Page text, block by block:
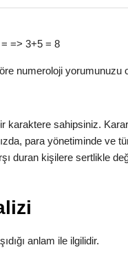
=> 3+5 = 8
numeroloji yorumunuzu
sahipsiniz.
para yönetiminde ve
duran kişilere sertlikle
anlam ile ilgilidir.